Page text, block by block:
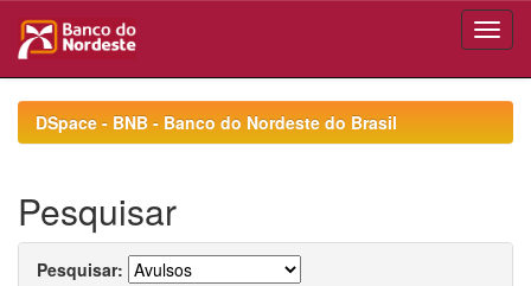
navigationDSpace - BNB - Banco do Nordeste do Brasil
Pesquisar
Pesquisar: